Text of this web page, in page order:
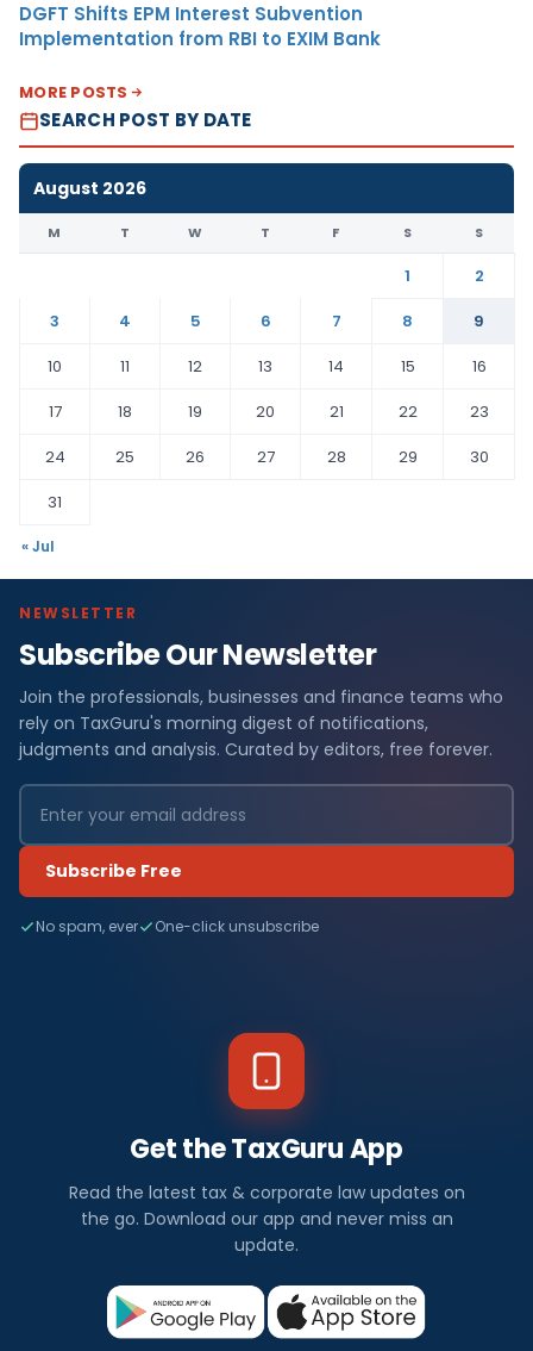
DGFT Shifts EPM Interest Subvention
Implementation from RBI to EXIM Bank
MORE POSTS
SEARCH POST BY DATE
August 2026
M T W T F S S
1
2
3
4 5 6 7 8
9
10
11 12 13 14 15
16
17
18 19 20 21 22
23
24
25 26 27 28 29
30
31
« Jul
NEWSLETTER
Subscribe Our Newsletter
Join the professionals, businesses and finance teams who
rely on TaxGuru's morning digest of notifications,
judgments and analysis. Curated by editors, free forever.
Subscribe Free
No spam, ever One-click unsubscribe
Get the TaxGuru App
Read the latest tax & corporate law updates on
the go. Download our app and never miss an
update.